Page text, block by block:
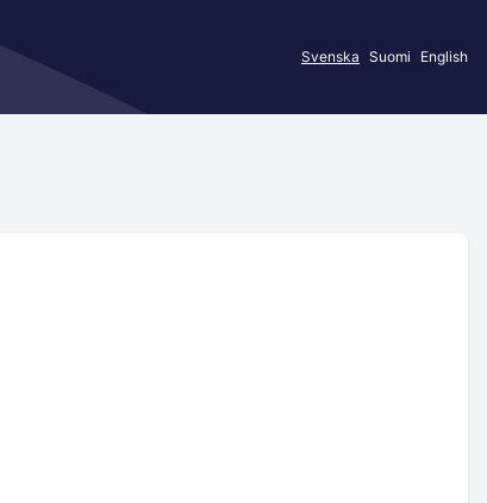
Svenska Suomi English